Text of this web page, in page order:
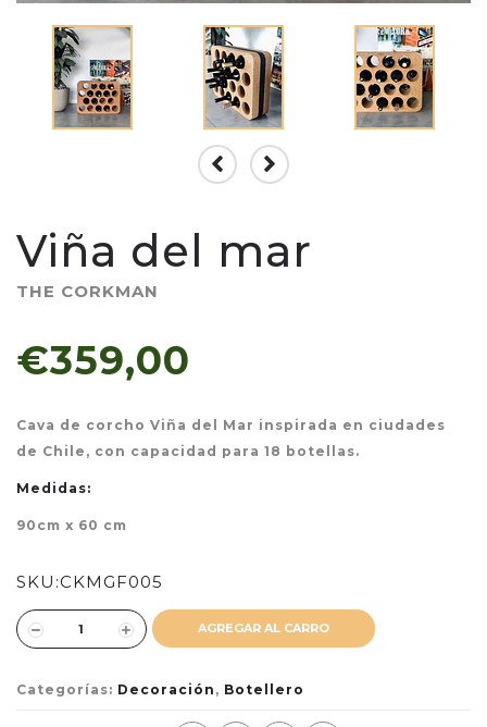
Viña del mar
THE CORKMAN
€359,00
Cava de corcho Viña del Mar inspirada en ciudades
de Chile, con capacidad para 18 botellas.
Medidas:
90cm x 60 cm
SKU:CKMGF005
AGREGAR AL CARRO
Categorías: Decoración , Botellero